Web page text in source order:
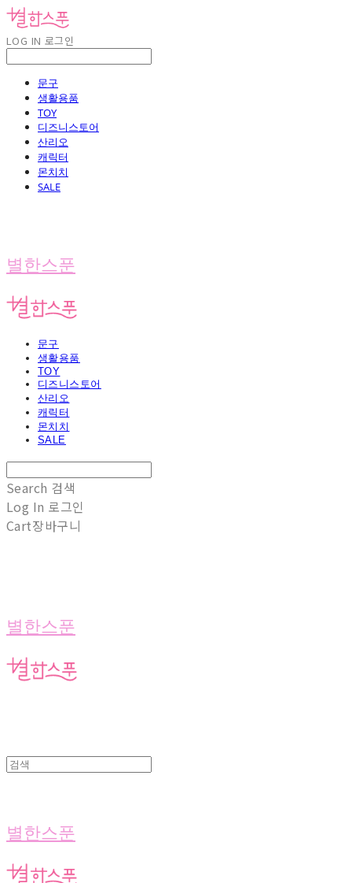
LOG IN 로그인
문구
생활용품
TOY
디즈니스토어
산리오
캐릭터
몬치치
SALE
별한스푼
문구
생활용품
TOY
디즈니스토어
산리오
캐릭터
몬치치
SALE
Search 검색
Log In 로그인
Cart장바구니
별한스푼
별한스푼